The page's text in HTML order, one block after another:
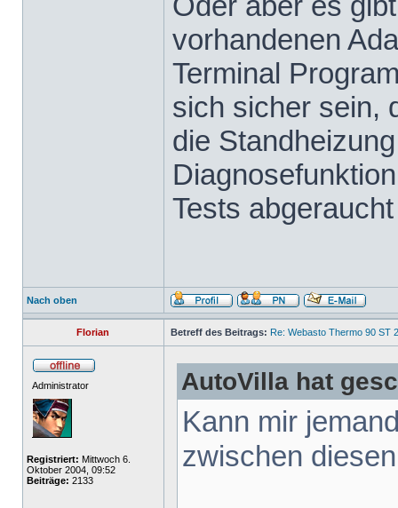
vorhandenen
Terminal
sich sicher sein,
die
Tests
Nach oben
Florian Betreff des Beitrags: Re: Webasto Thermo 90 ST
Administrator
Registriert: Mittwoch 6.
Oktober 2004, 09:52
Beiträge: 2133
AutoVilla hat
Kann mir
zwischen